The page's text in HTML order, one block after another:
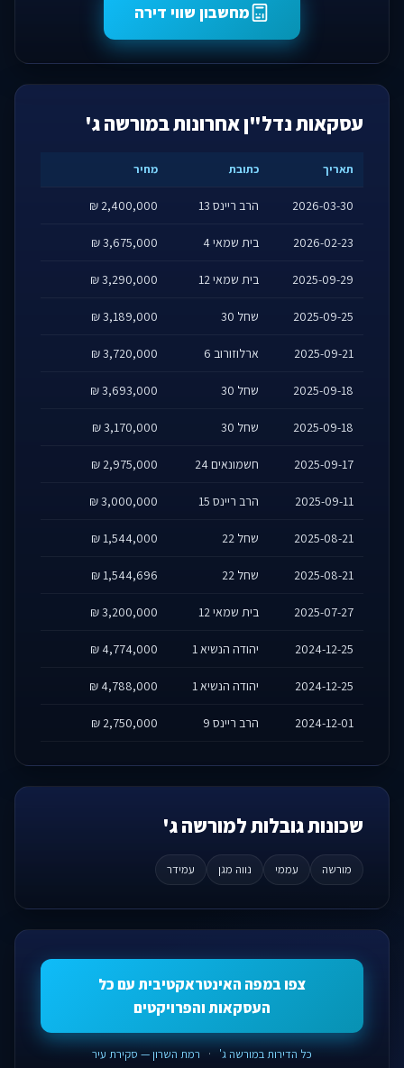
מחשבון שווי דירה
עסקאות נדל"ן אחרונות במורשה ג'
תאריך כתובת מחיר
2026-03-30 הרב ריינס 13 2,400,000 ₪
2026-02-23 בית שמאי 4 3,675,000 ₪
2025-09-29 בית שמאי 12 3,290,000 ₪
2025-09-25 שחל 30 3,189,000 ₪
2025-09-21 ארלוזורוב 6 3,720,000 ₪
2025-09-18 שחל 30 3,693,000 ₪
2025-09-18 שחל 30 3,170,000 ₪
2025-09-17 חשמונאים 24 2,975,000 ₪
2025-09-11 הרב ריינס 15 3,000,000 ₪
2025-08-21 שחל 22 1,544,000 ₪
2025-08-21 שחל 22 1,544,696 ₪
2025-07-27 בית שמאי 12 3,200,000 ₪
2024-12-25 יהודה הנשיא 1 4,774,000 ₪
2024-12-25 יהודה הנשיא 1 4,788,000 ₪
2024-12-01 הרב ריינס 9 2,750,000 ₪
שכונות גובלות למורשה ג'
מורשה עממי נווה מגן עמידר
צפו במפה האינטראקטיבית עם כל
העסקאות והפרויקטים
כל הדירות במורשה ג' · רמת השרון — סקירת עיר